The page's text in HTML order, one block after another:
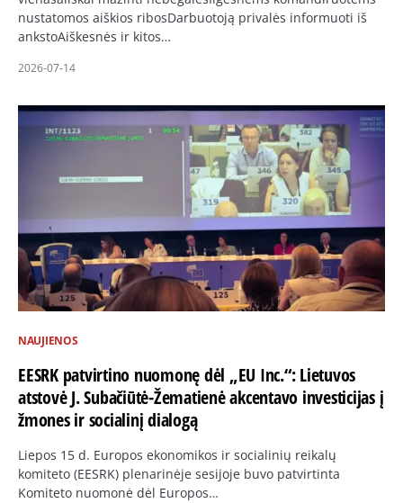
nustatomos aiškios ribosDarbuotoją privalės informuoti iš
ankstoAiškesnės ir kitos…
2026-07-14
NAUJIENOS
EESRK patvirtino nuomonę dėl „EU Inc.“: Lietuvos
atstovė J. Subačiūtė-Žematienė akcentavo investicijas į
žmones ir socialinį dialogą
Liepos 15 d. Europos ekonomikos ir socialinių reikalų
komiteto (EESRK) plenarinėje sesijoje buvo patvirtinta
Komiteto nuomonė dėl Europos…